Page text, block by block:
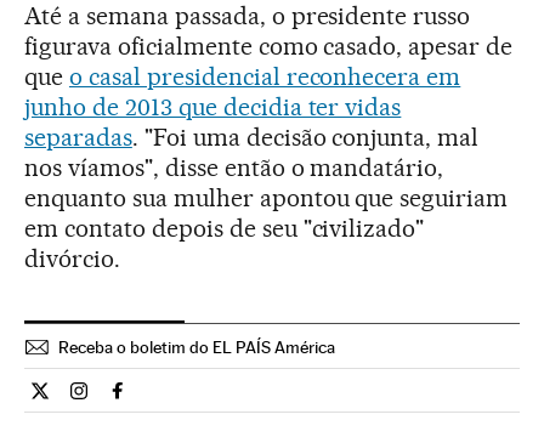
Até a semana passada, o presidente russo
figurava oficialmente como casado, apesar de
que o casal presidencial reconhecera em
junho de 2013 que decidia ter vidas
separadas. "Foi uma decisão conjunta, mal
nos víamos", disse então o mandatário,
enquanto sua mulher apontou que seguiriam
em contato depois de seu "civilizado"
divórcio.
Receba o boletim do EL PAÍS América
Cultura El País Brasil en Twitter
Cultura El País Brasil en Instagram
Cultura El País Brasil en Facebook